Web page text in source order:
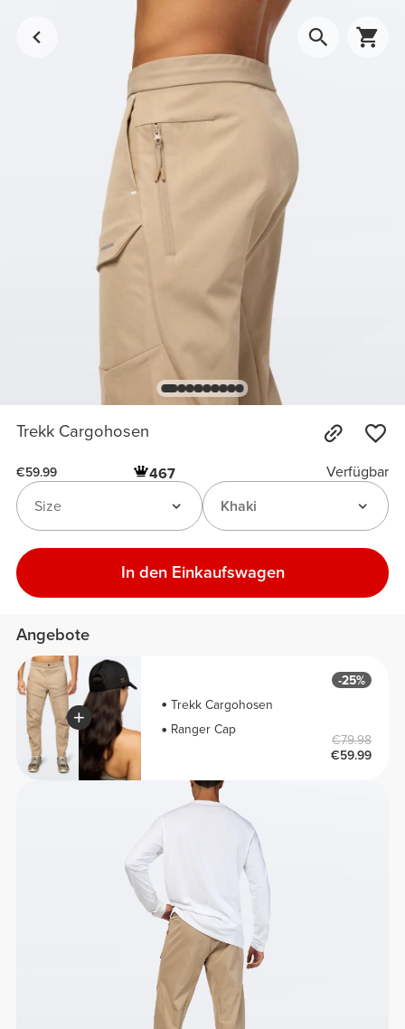
Trekk Cargohosen
€59.99 467
Verfügbar
Khaki
Size
In den Einkaufswagen
Angebote
Trekk Cargohosen
Ranger Cap
-25%
€79.98
€59.99